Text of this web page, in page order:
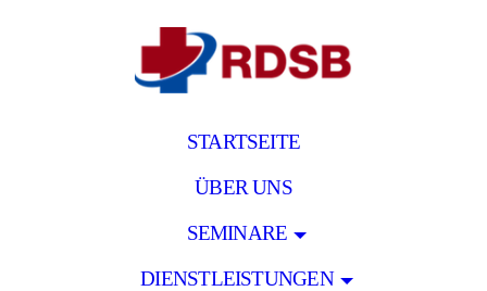
STARTSEITE
ÜBER UNS
SEMINARE
DIENSTLEISTUNGEN